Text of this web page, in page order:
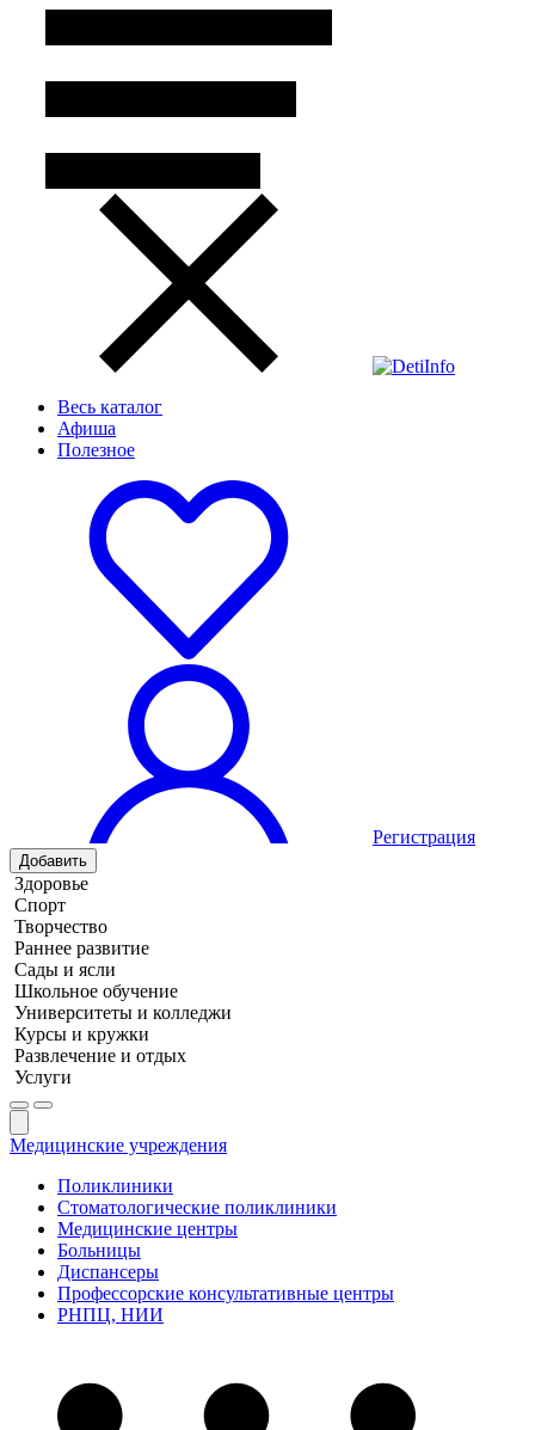
Весь каталог
Афиша
Полезное
Регистрация
Добавить
Здоровье
Спорт
Творчество
Раннее развитие
Сады и ясли
Школьное обучение
Университеты и колледжи
Курсы и кружки
Развлечение и отдых
Услуги
Медицинские учреждения
Поликлиники
Стоматологические поликлиники
Медицинские центры
Больницы
Диспансеры
Профессорские консультативные центры
РНПЦ, НИИ